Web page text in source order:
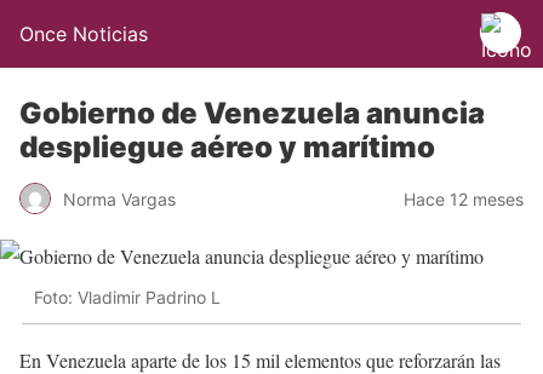
Once Noticias
Gobierno de Venezuela anuncia
despliegue aéreo y marítimo
Norma Vargas Hace 12 meses
Foto: Vladimir Padrino L
En Venezuela aparte de los 15 mil elementos que reforzarán las